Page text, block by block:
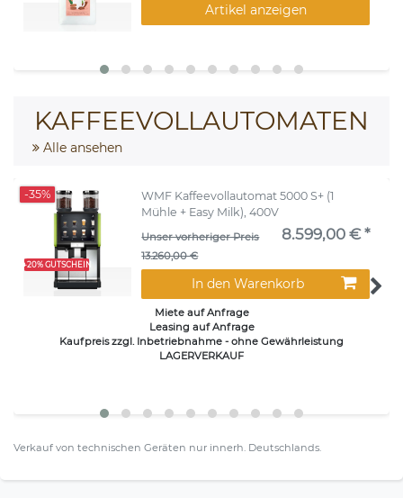
Artikel anzeigen
KAFFEEVOLLAUTOMATEN
Alle ansehen
+20% GUTSCHEIN
-35%
WMF Kaffeevollautomat 5000 S+ (1
Mühle + Easy Milk), 400V
Unser vorheriger Preis
13.260,00 €
8.599,00 € *
In den Warenkorb
Miete auf Anfrage
Leasing auf Anfrage
Kaufpreis zzgl. Inbetriebnahme - ohne Gewährleistung
LAGERVERKAUF
Verkauf von technischen Geräten nur innerh. Deutschlands.